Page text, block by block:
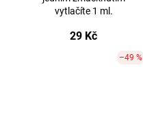
vytlačíte 1 ml.
29 Kč
–49 %